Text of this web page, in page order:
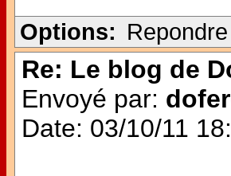
Options:
Re: Le blog de
Envoyé par:
Date: 03/10/11